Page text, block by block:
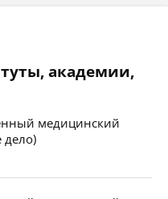
академии,
медицинский
дело)